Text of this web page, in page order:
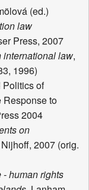
(ed.)
law
Press, 2007
international law,
1996)
Politics of
Response to
2004
on
2007 (orig.
human rights